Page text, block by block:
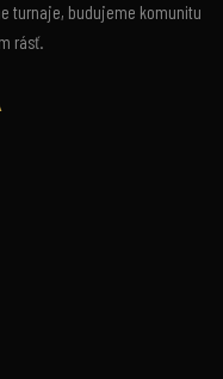
turnaje, budujeme komunitu
rásť.